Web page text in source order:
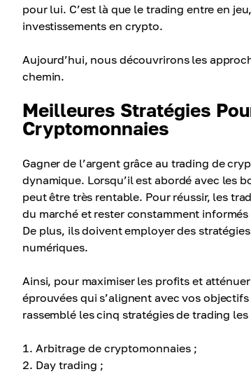
pour lui. C’est là que le trading entre en
investissements en crypto.
Aujourd’hui, nous découvrirons les
chemin.
Meilleures Stratégies
Cryptomonnaies
Gagner de l’argent grâce au trading de
dynamique. Lorsqu’il est abordé avec les
peut être très rentable. Pour réussir, les
du marché et rester constamment
De plus, ils doivent employer des
numériques.
Ainsi, pour maximiser les profits et
éprouvées qui s’alignent avec vos
rassemblé les cinq stratégies de trading
Arbitrage de cryptomonnaies ;
Day trading ;